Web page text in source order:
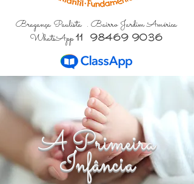
Bragança Paulista . Bairro Jardim América
WhatsApp11 98469 9036
A Primeira
Infância